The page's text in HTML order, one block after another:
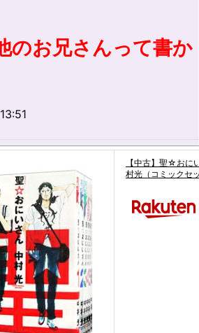
のお兄さんって書か
【中古】聖☆お
村光（コミックセ